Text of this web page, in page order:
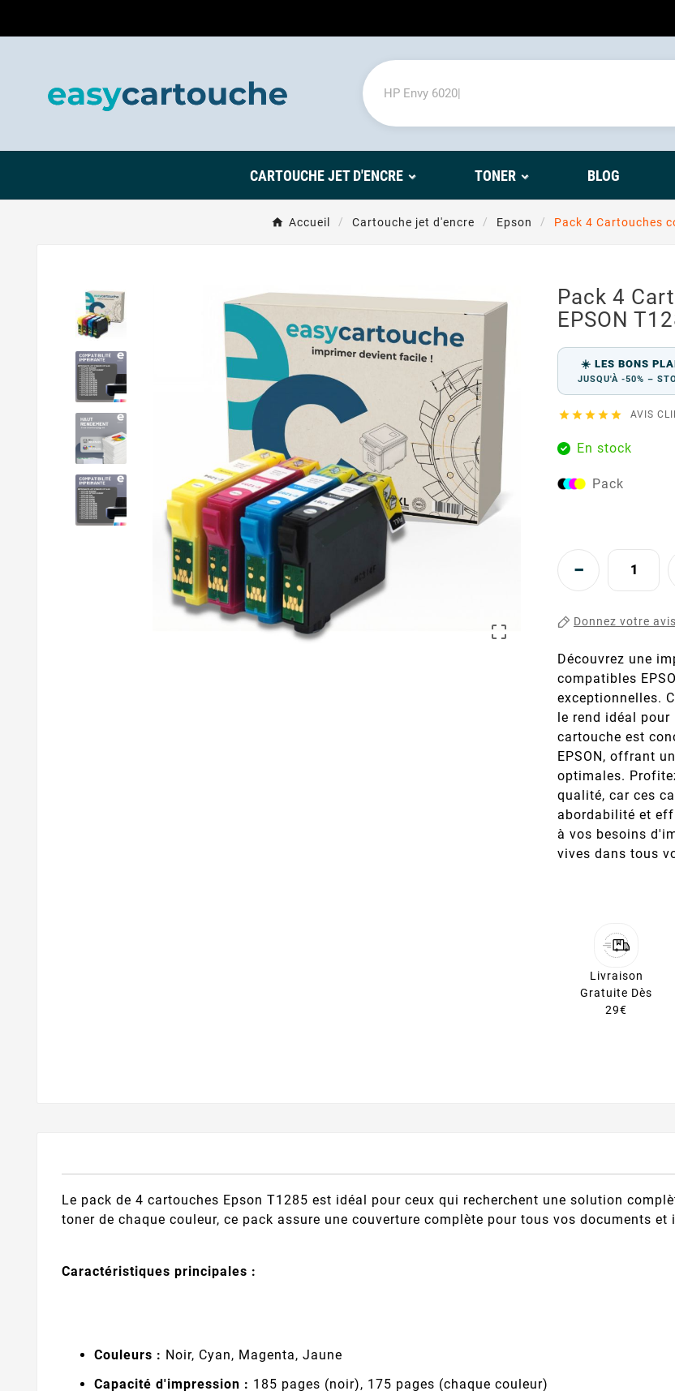
CARTOUCHE JET D'ENCRE TONER BLOG
Accueil Cartouche jet d'encre Epson Pack 4 Cartouches

Pack 4
EPSON
☀️ LES BONS
JUSQU'À -50% –
     AVIS
En stock
Pack
Donnez votre avis
Découvrez une
compatibles
exceptionnelles.
le rend idéal
cartouche est
EPSON, offrant
optimales.
qualité, car ces
abordabilité et
à vos besoins
vives dans tous
Livraison
Gratuite Dès
29€
Le pack de 4 cartouches Epson T1285 est idéal pour ceux qui recherchent une solution
toner de chaque couleur, ce pack assure une couverture complète pour tous vos documents et
Caractéristiques principales :
Couleurs : Noir, Cyan, Magenta, Jaune
Capacité d'impression : 185 pages (noir), 175 pages (chaque couleur)